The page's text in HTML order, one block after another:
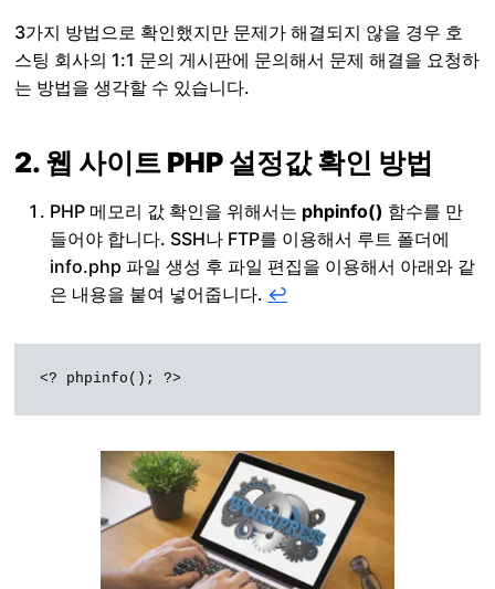
3가지 방법으로 확인했지만 문제가 해결되지 않을 경우 호
스팅 회사의 1:1 문의 게시판에 문의해서 문제 해결을 요청하
는 방법을 생각할 수 있습니다.
2. 웹 사이트 PHP 설정값 확인 방법
PHP 메모리 값 확인을 위해서는 phpinfo() 함수를 만
들어야 합니다. SSH나 FTP를 이용해서 루트 폴더에
info.php 파일 생성 후 파일 편집을 이용해서 아래와 같
은 내용을 붙여 넣어줍니다. ↩︎